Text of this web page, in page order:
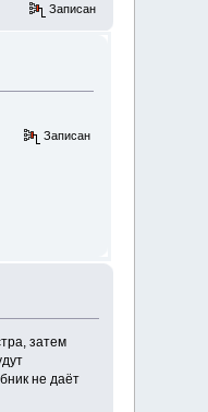
Записан
Записан
затем
не даёт